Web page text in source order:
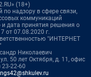
(18+)
надзору в сфере связи,
коммуникаций
дата принятия решения о
от 07.08.2020 г.
"ИНТЕРНЕТ
Николаевич
50 лет Октября, д. 11, офис
22-60
ngs42@shkulev.ru